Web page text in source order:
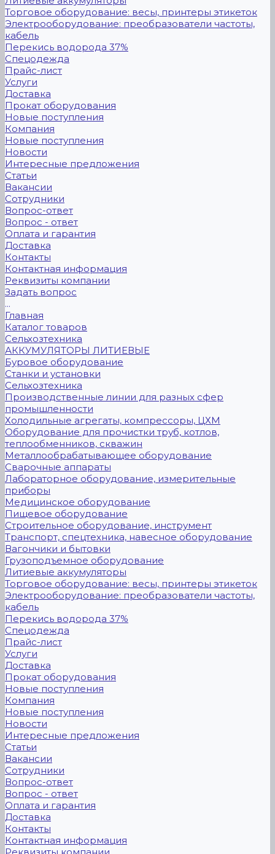
Торговое оборудование: весы, принтеры этикеток
Электрооборудование: преобразователи частоты,
кабель
Перекись водорода 37%
Спецодежда
Прайс-лист
Услуги
Доставка
Прокат оборудования
Новые поступления
Компания
Новые поступления
Новости
Интересные предложения
Статьи
Вакансии
Сотрудники
Вопрос-ответ
Вопрос - ответ
Оплата и гарантия
Доставка
Контакты
Контактная информация
Реквизиты компании
Задать вопрос
...
Главная
Каталог товаров
Сельхозтехника
АККУМУЛЯТОРЫ ЛИТИЕВЫЕ
Буровое оборудование
Станки и установки
Сельхозтехника
Производственные линии для разных сфер
промышленности
Холодильные агрегаты, компрессоры, ЦХМ
Оборудование для прочистки труб, котлов,
теплообменников, скважин
Металлообрабатывающее оборудование
Сварочные аппараты
Лабораторное оборудование, измерительные
приборы
Медицинское оборудование
Пищевое оборудование
Строительное оборудование, инструмент
Транспорт, спецтехника, навесное оборудование
Вагончики и бытовки
Грузоподъемное оборудование
Литиевые аккумуляторы
Торговое оборудование: весы, принтеры этикеток
Электрооборудование: преобразователи частоты,
кабель
Перекись водорода 37%
Спецодежда
Прайс-лист
Услуги
Доставка
Прокат оборудования
Новые поступления
Компания
Новые поступления
Новости
Интересные предложения
Статьи
Вакансии
Сотрудники
Вопрос-ответ
Вопрос - ответ
Оплата и гарантия
Доставка
Контакты
Контактная информация